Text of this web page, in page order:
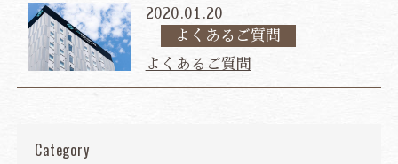
2020.01.20
よくあるご質問
よくあるご質問
Category
朝食・レストラン ご朝食
大浴場
新着情報